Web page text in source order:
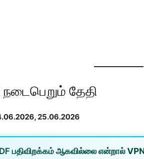
நடைபெறும் தேதி
25.06.2026
பதிவிறக்கம் ஆகவில்லை என்றால்